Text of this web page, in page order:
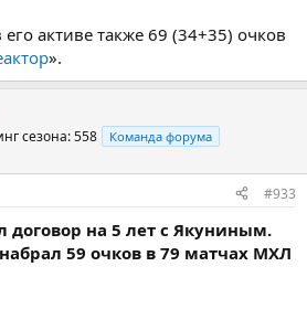
активе также 69 (34+35) очков
».
сезона: 558 Команда форума
#933
договор на 5 лет с Якуниным.
59 очков в 79 матчах МХЛ